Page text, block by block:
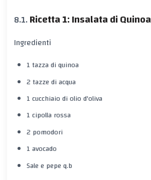
Ricetta 1: Insalata di Quinoa
Ingredienti
1 tazza di quinoa
2 tazze di acqua
1 cucchiaio di olio d'oliva
1 cipolla rossa
2 pomodori
1 avocado
Sale e pepe q.b